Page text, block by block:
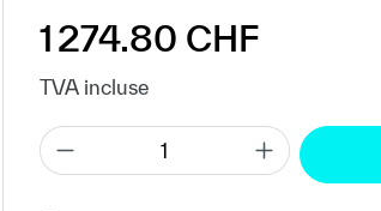
Prix régulier :
1 274.80 CHF
TVA incluse